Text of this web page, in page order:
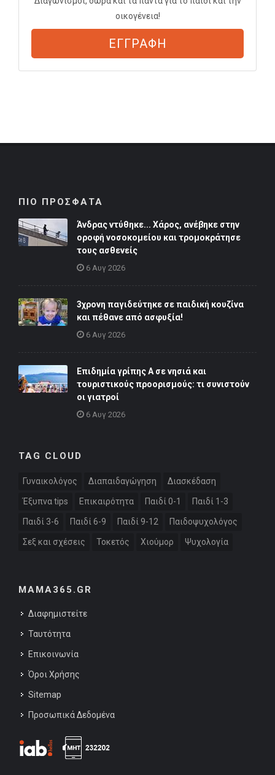
οικογένεια!
ΕΓΓΡΑΦΗ
ΠΙΟ ΠΡΟΣΦΑΤΑ
Άνδρας ντύθηκε... Χάρος, ανέβηκε στην
οροφή νοσοκομείου και τρομοκράτησε
τους ασθενείς
6 Αυγ 2026
3χρονη παγιδεύτηκε σε παιδική κουζίνα
και πέθανε από ασφυξία!
6 Αυγ 2026
Επιδημία γρίπης Α σε νησιά και
τουριστικούς προορισμούς: τι συνιστούν
οι γιατροί
6 Αυγ 2026
TAG CLOUD
Γυναικολόγος Διαπαιδαγώγηση Διασκέδαση
Έξυπνα tips Επικαιρότητα Παιδί 0-1 Παιδί 1-3
Παιδί 3-6 Παιδί 6-9 Παιδί 9-12 Παιδοψυχολόγος
Σεξ και σχέσεις Τοκετός Χιούμορ Ψυχολογία
MAMA365.GR
Διαφημιστείτε
Ταυτότητα
Επικοινωνία
Όροι Χρήσης
Sitemap
Προσωπικά Δεδομένα